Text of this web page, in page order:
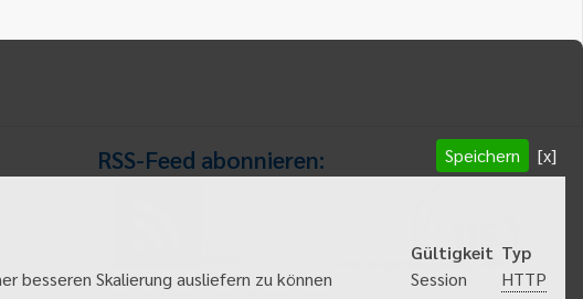
RSS-Feed abonnieren: Speichern [x]
Gültigkeit Typ
besseren Skalierung ausliefern zu können Session
HTTP